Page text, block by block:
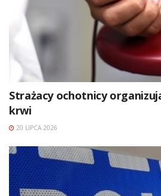
Strażacy ochotnicy
krwi
20 LIPCA 2026